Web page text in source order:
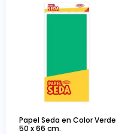
Papel Seda en Color Verde
50 x 66 cm.